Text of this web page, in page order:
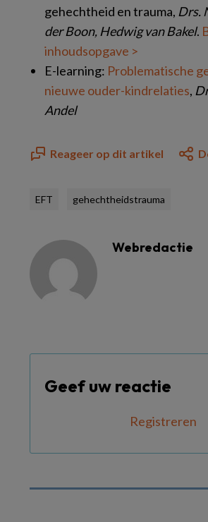
gehechtheid en trauma, Drs.
der Boon, Hedwig van Bakel.
inhoudsopgave >
E-learning: Problematische
nieuwe ouder-kindrelaties,
Andel
Reageer op dit artikel
EFT gehechtheidstrauma
Webredactie
Geef uw reactie
Registreren